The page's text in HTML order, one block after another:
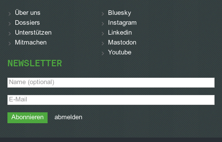
Über uns
Dossiers
Unterstützen
Mitmachen
Bluesky
Instagram
Linkedin
Mastodon
Youtube
NEWSLETTER
abmelden